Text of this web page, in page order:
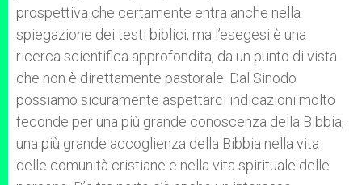
prospettiva che certamente entra anche nella
spiegazione dei testi biblici, ma l’esegesi è una
ricerca scientifica approfondita, da un punto di vista
che non è direttamente pastorale. Dal Sinodo
possiamo sicuramente aspettarci indicazioni molto
feconde per una più grande conoscenza della Bibbia,
una più grande accoglienza della Bibbia nella vita
delle comunità cristiane e nella vita spirituale delle